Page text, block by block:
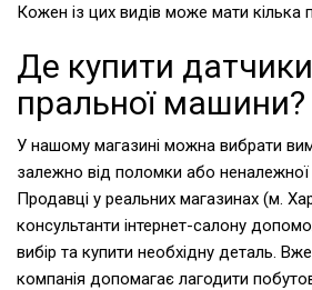
Кожен із цих видів може мати кілька
Де купити
пральної машини?
У нашому магазині можна вибрати
залежно від поломки або
Продавці у реальних магазинах (м.
консультанти інтернет-салону
вибір та купити необхідну деталь.
компанія допомагає лагодити